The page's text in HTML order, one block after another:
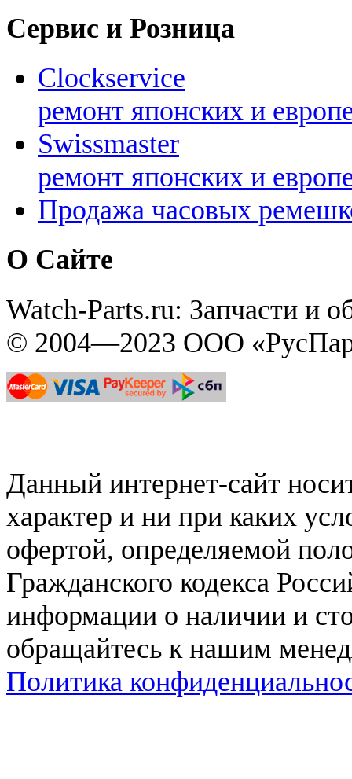
Сервис и Розница
Clockservice
ремонт японских и
Swissmaster
ремонт японских и
Продажа часовых
О Сайте
Watch-Parts.ru: Запчасти и
© 2004—2023 ООО
Данный интернет-сайт
характер и ни при каких
офертой, определяемой
Гражданского кодекса
информации о наличии и
обращайтесь к нашим
Политика